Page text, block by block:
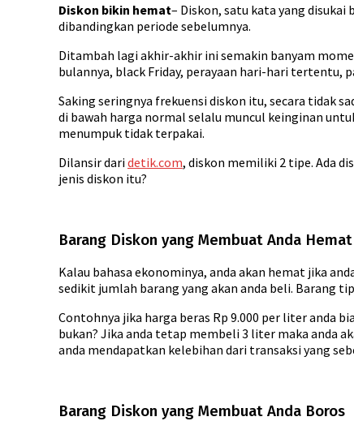
Diskon bikin hemat– Diskon, satu kata yang
dibandingkan periode sebelumnya.
Ditambah lagi akhir-akhir ini semakin banyam
bulannya, black Friday, perayaan hari-hari tertentu,
Saking seringnya frekuensi diskon itu, secara tidak
di bawah harga normal selalu muncul keinginan
menumpuk tidak terpakai.
Dilansir daridetik.com, diskon memiliki 2 tipe. Ada
jenis diskon itu?
Barang Diskon yang Membuat Anda Hemat
Kalau bahasa ekonominya, anda akan hemat jika
sedikit jumlah barang yang akan anda beli. Barang
Contohnya jika harga beras Rp 9.000 per liter anda
bukan? Jika anda tetap membeli 3 liter maka anda
anda mendapatkan kelebihan dari transaksi yang
Barang Diskon yang Membuat Anda Boros